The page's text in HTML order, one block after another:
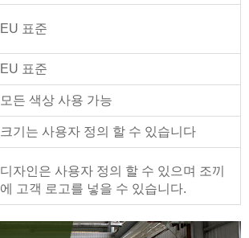
EU 표준
EU 표준
모든 색상 사용 가능
크기는 사용자 정의 할 수 있습니다
디자인은 사용자 정의 할 수 있으며 조끼
에 고객 로고를 넣을 수 있습니다.